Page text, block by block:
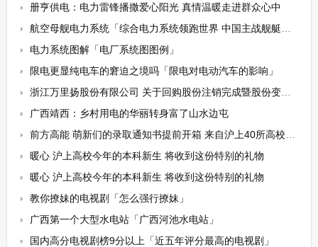
册亨供电：电力雷锋播撒爱心阳光 真情温暖走进群众心中
航空母舰电力系统「综合电力系统领跑世界 中国主战舰艇全面应用 美日英都想学习」
电力系统图解「电厂系统图图例」
限电更显纯电车的窘迫之境吗「限电对电动汽车的影响」
浙江万里扬股份有限公司 关于回购股份注销完成暨股份变动的公告
广西靖西：乡村用电的华丽转身富了山水边屯
前方高能 萌新们的录取通知书提前开箱 来自沪上40所高校 有你理想中的吗
暖心 沪上高校今年的本科新生 将收到这份特别的礼物
暖心 沪上高校今年的本科新生 将收到这份特别的礼物
教你撩妹的电视剧「怎么强行撩妹」
广西第一个大型水电站「广西河池水电站」
国内高分电视剧榜9分以上「近五年评分最高的电视剧」